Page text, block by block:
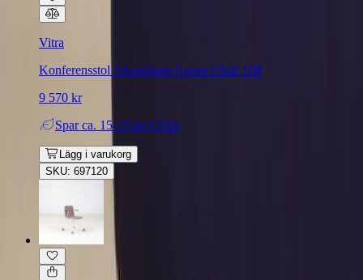
Vitra
Konferensstol Aluminium Group Chair 108
9 570 kr
Spar ca. 15-25 kg CO2e
Lägg i varukorg
SKU: 697120